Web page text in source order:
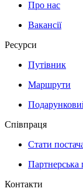
Про нас
Вакансії
Ресурси
Путівник
Маршрути
Співпраця
Стати
Партнерська
Контакти